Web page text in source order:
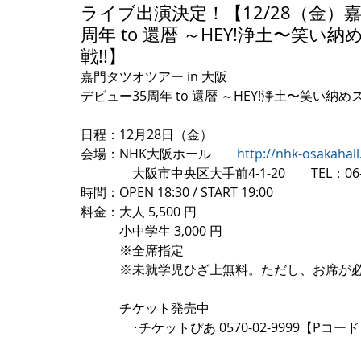
ライブ出演決定！【12/28（金）
周年 to 還暦 ～HEY!浄土〜笑い
戦!!】
嘉門タツオツアー in 大阪
デビュー35周年 to 還暦 ～HEY!浄土〜笑い納
日程：12月28日（金）
会場：NHK大阪ホール http://nhk-
大阪市中央区大手前4-1-20　　TEL：06-
時間：OPEN 18:30 / START 19:00
料金：大人 5,500 円
小中学生 3,000 円
※全席指定
※未就学児ひざ上無料。ただし、お席が必
チケット発売中
･チケットぴあ 0570-02-9999【Pコード